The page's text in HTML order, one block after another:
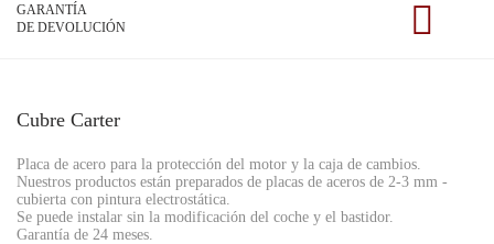
GARANTÍA
DE DEVOLUCIÓN
Cubre Carter
Placa de acero para la protección del motor y la caja de cambios.
Nuestros productos están preparados de placas de aceros de 2-3 mm -
cubierta con pintura electrostática.
Se puede instalar sin la modificación del coche y el bastidor.
Garantía de 24 meses.